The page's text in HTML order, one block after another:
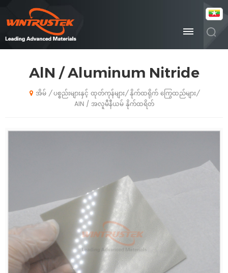
AlN / Aluminum Nitride
အိမ် / ပစ္စည်းများနှင့် ထုတ်ကုန်များ/ နိုက်ထရိုက် ကြွေထည်များ/
AlN / အလူမီနီယမ် နိုက်ထရိတ်